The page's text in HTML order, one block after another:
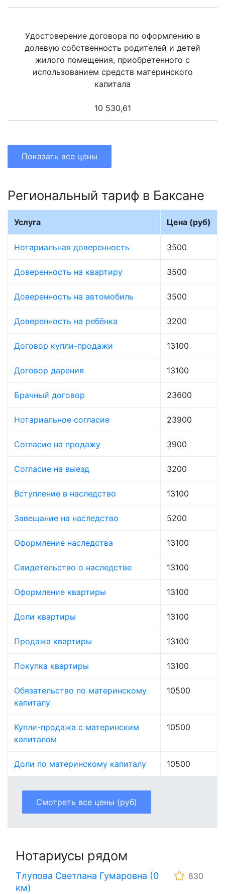
Удостоверение договора по оформлению в
долевую собственность родителей и детей
жилого помещения, приобретенного с
использованием средств материнского
капитала
10 530,61
Показать все цены
Региональный тариф в Баксане
Услуга Цена (руб)
Нотариальная доверенность 3500
Доверенность на квартиру 3500
Доверенность на автомобиль 3500
Доверенность на ребёнка 3200
Договор купли-продажи 13100
Договор дарения 13100
Брачный договор 23600
Нотариальное согласие 23900
Согласие на продажу 3900
Согласие на выезд 3200
Вступление в наследство 13100
Завещание на наследство 5200
Оформление наследства 13100
Свидетельство о наследстве 13100
Оформление квартиры 13100
Доли квартиры 13100
Продажа квартиры 13100
Покупка квартиры 13100
Обязательство по материнскому
капиталу
10500
Купли-продажа с материнским
капиталом
10500
Доли по материнскому капиталу 10500
Смотреть все цены (руб)
Нотариусы рядом
Тлупова Светлана Гумаровна (0
км)
830